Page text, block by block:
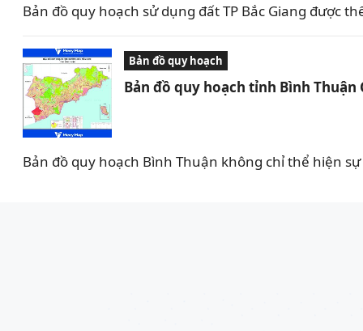
Bản đồ quy hoạch sử dụng đất TP Bắc Giang được
Bản đồ quy hoạch
Bản đồ quy hoạch tỉnh Bình Thuận
Bản đồ quy hoạch Bình Thuận không chỉ thể hiện